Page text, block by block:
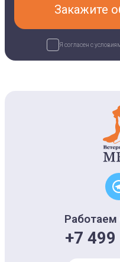
Закажите
Я согласен с
+7